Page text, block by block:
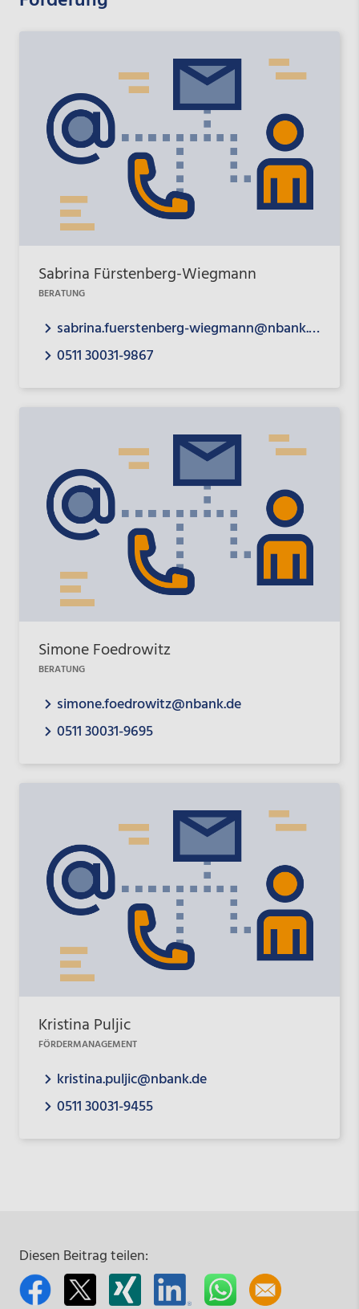
Sabrina Fürstenberg-Wiegmann
BERATUNG
sabrina.fuerstenberg-wiegmann@nbank.de
0511 30031-9867
Simone Foedrowitz
BERATUNG
simone.foedrowitz@nbank.de
0511 30031-9695
Kristina Puljic
FÖRDERMANAGEMENT
kristina.puljic@nbank.de
0511 30031-9455
Diesen Beitrag teilen: